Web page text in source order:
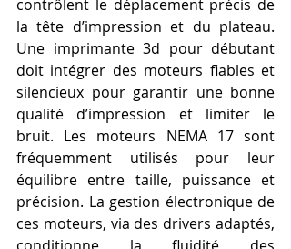
contrôlent le déplacement précis de
la tête d’impression et du plateau.
Une imprimante 3d pour débutant
doit intégrer des moteurs fiables et
silencieux pour garantir une bonne
qualité d’impression et limiter le
bruit. Les moteurs NEMA 17 sont
fréquemment utilisés pour leur
équilibre entre taille, puissance et
précision. La gestion électronique de
ces moteurs, via des drivers adaptés,